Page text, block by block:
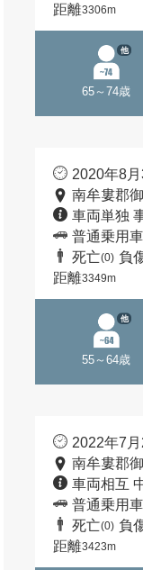
距離3306m
65～74歳
他
2020年8
南牟婁郡
車両単独
普通乗用車
死亡(0) 負
距離3349m
55～64歳
他
2022年7
南牟婁郡
車両相互
普通乗用車
死亡(0) 負
距離3423m